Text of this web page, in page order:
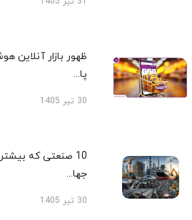
ظهور بازار آنلاین
پا...
30 تیر 1405
10 صنعتی که
جها...
30 تیر 1405